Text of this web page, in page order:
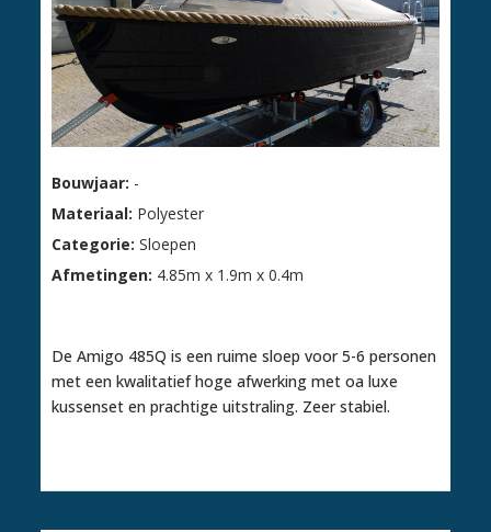
Bouwjaar: -
Materiaal: Polyester
Categorie:Sloepen
Afmetingen: 4.85m x 1.9m x 0.4m
De Amigo 485Q is een ruime sloep voor 5-6 personen
met een kwalitatief hoge afwerking met oa luxe
kussenset en prachtige uitstraling. Zeer stabiel.